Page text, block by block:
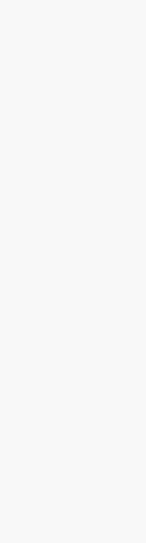
Đông Bắc
Thủy (Thổ khắc
- Cao niên
hành
mệnh Thổ trung